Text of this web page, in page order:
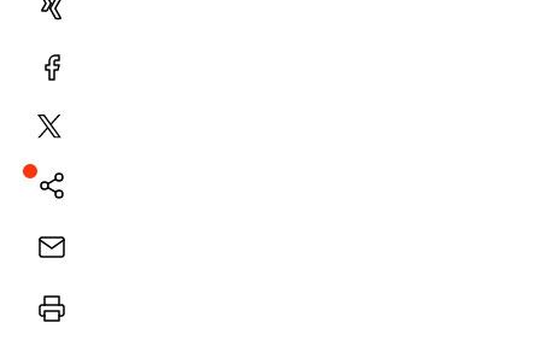
Xing
Facebook
Plattform
Natives
E-
Drucker